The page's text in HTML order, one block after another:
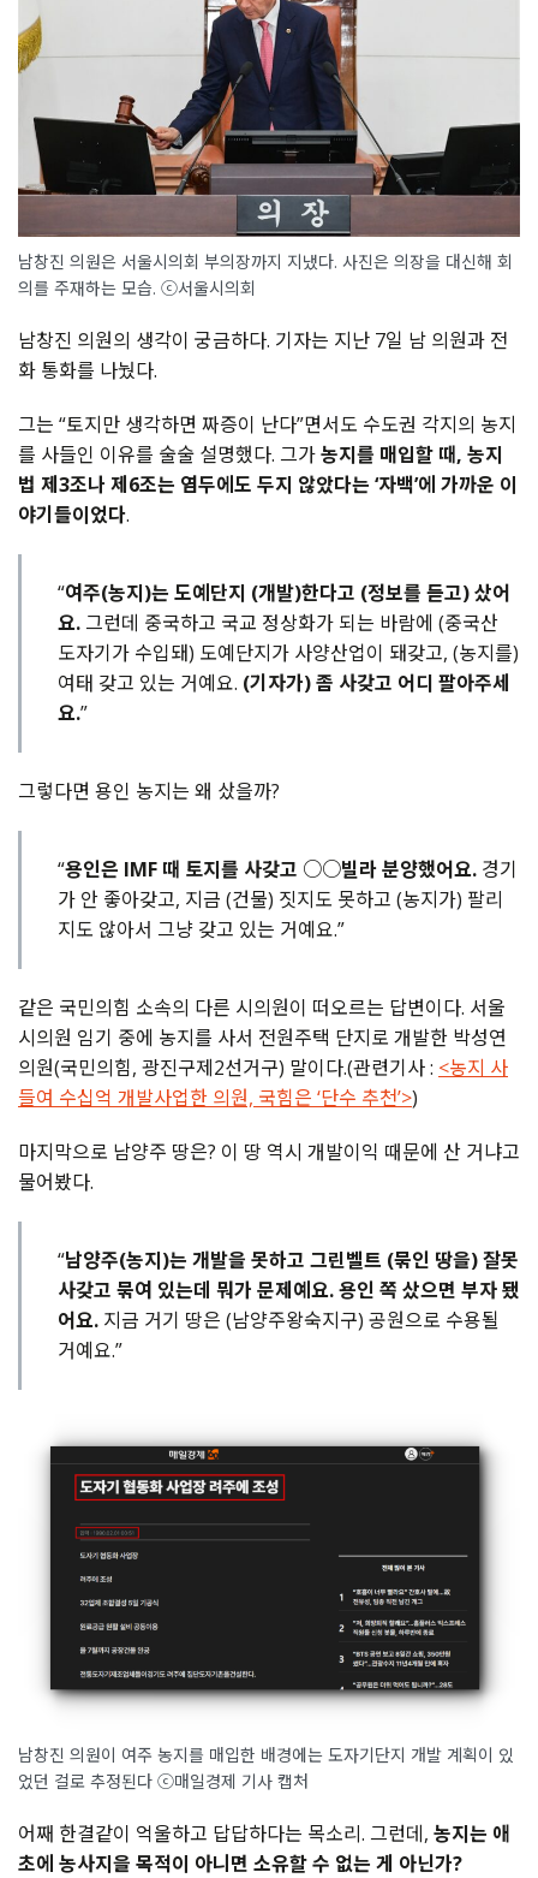
남창진 의원은 서울시의회 부의장까지 지냈다. 사진은 의장을 대신해 회
의를 주재하는 모습. ⓒ서울시의회
남창진 의원의 생각이 궁금하다. 기자는 지난 7일 남 의원과 전
화 통화를 나눴다.
그는 “토지만 생각하면 짜증이 난다”면서도 수도권 각지의 농지
를 사들인 이유를 술술 설명했다. 그가농지를 매입할 때, 농지
법 제3조나 제6조는 염두에도 두지 않았다는 ‘자백’에 가까운 이
야기들이었다.
“여주(농지)는 도예단지 (개발)한다고 (정보를 듣고) 샀어
요. 그런데 중국하고 국교 정상화가 되는 바람에 (중국산
도자기가 수입돼) 도예단지가 사양산업이 돼갖고, (농지를)
여태 갖고 있는 거예요. (기자가) 좀 사갖고 어디 팔아주세
요.”
그렇다면 용인 농지는 왜 샀을까?
“용인은 IMF 때 토지를 사갖고 ○○빌라 분양했어요. 경기
가 안 좋아갖고, 지금 (건물) 짓지도 못하고 (농지가) 팔리
지도 않아서 그냥 갖고 있는 거예요.”
같은 국민의힘 소속의 다른 시의원이 떠오르는 답변이다. 서울
시의원 임기 중에 농지를 사서 전원주택 단지로 개발한 박성연
의원(국민의힘, 광진구제2선거구) 말이다.(관련기사 : <농지 사
들여 수십억 개발사업한 의원, 국힘은 ‘단수 추천’>)
마지막으로 남양주 땅은? 이 땅 역시 개발이익 때문에 산 거냐고
물어봤다.
“남양주(농지)는 개발을 못하고 그린벨트 (묶인 땅을) 잘못
사갖고 묶여 있는데 뭐가 문제예요.용인 쪽 샀으면 부자 됐
어요. 지금 거기 땅은 (남양주왕숙지구) 공원으로 수용될
거예요.”
남창진 의원이 여주 농지를 매입한 배경에는 도자기단지 개발 계획이 있
었던 걸로 추정된다 ⓒ매일경제 기사 캡처
어째 한결같이 억울하고 답답하다는 목소리. 그런데, 농지는 애
초에 농사지을 목적이 아니면 소유할 수 없는 게 아닌가?